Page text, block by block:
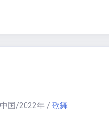
中国/2022年 / 歌舞